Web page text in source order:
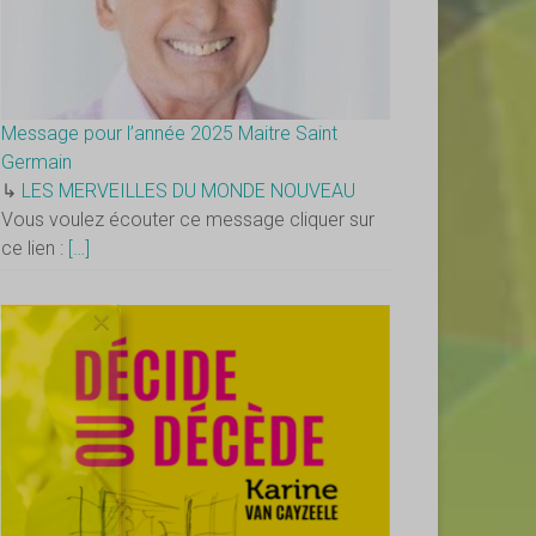
Message pour l’année 2025 Maitre Saint
Germain
↳ LES MERVEILLES DU MONDE NOUVEAU
Vous voulez écouter ce message cliquer sur
ce lien : […]
×